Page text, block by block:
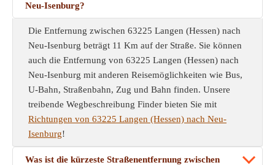
Neu-Isenburg?
Die Entfernung zwischen 63225 Langen (Hessen) nach
Neu-Isenburg beträgt 11 Km auf der Straße. Sie können
auch die Entfernung von 63225 Langen (Hessen) nach
Neu-Isenburg mit anderen Reisemöglichkeiten wie Bus,
U-Bahn, Straßenbahn, Zug und Bahn finden. Unsere
treibende Wegbeschreibung Finder bieten Sie mit
Richtungen von 63225 Langen (Hessen) nach Neu-
Isenburg!
Was ist die kürzeste Straßenentfernung zwischen